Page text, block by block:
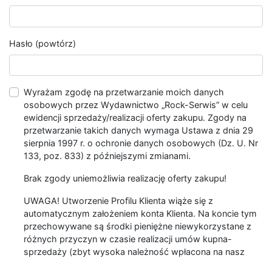
Hasło (powtórz)
Wyrażam zgodę na przetwarzanie moich danych
osobowych przez Wydawnictwo „Rock-Serwis” w celu
ewidencji sprzedaży/realizacji oferty zakupu. Zgody na
przetwarzanie takich danych wymaga Ustawa z dnia 29
sierpnia 1997 r. o ochronie danych osobowych (Dz. U. Nr
133, poz. 833) z późniejszymi zmianami.
Brak zgody uniemożliwia realizację oferty zakupu!
UWAGA! Utworzenie Profilu Klienta wiąże się z
automatycznym założeniem konta Klienta. Na koncie tym
przechowywane są środki pieniężne niewykorzystane z
różnych przyczyn w czasie realizacji umów kupna-
sprzedaży (zbyt wysoka należność wpłacona na nasz